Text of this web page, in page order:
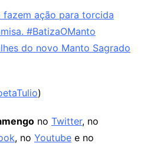
fazem ação para torcida
#BatizaOManto
do novo Manto Sagrado
)
no Twitter, no
, no Youtubee no